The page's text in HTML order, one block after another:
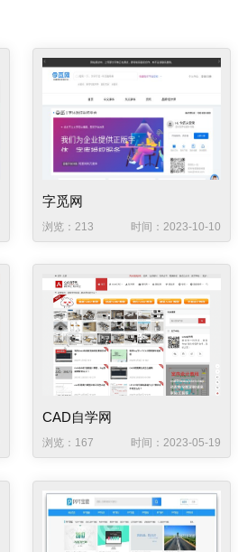
字觅网
浏览：213 时间：2023-10-10
CAD自学网
浏览：167 时间：2023-05-19